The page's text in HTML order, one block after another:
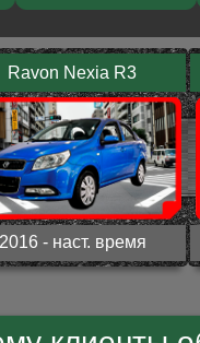
Ravon Nexia R3
2016 - наст. время